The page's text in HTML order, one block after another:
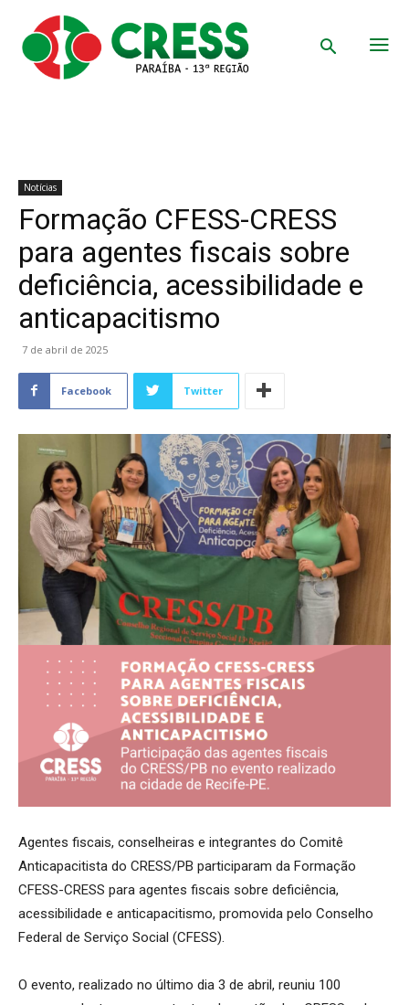
Notícias
Formação CFESS-CRESS
para agentes fiscais sobre
deficiência, acessibilidade e
anticapacitismo
7 de abril de 2025
Facebook Twitter
Agentes fiscais, conselheiras e integrantes do Comitê
Anticapacitista do CRESS/PB participaram da Formação
CFESS-CRESS para agentes fiscais sobre deficiência,
acessibilidade e anticapacitismo, promovida pelo Conselho
Federal de Serviço Social (CFESS).
O evento, realizado no último dia 3 de abril, reuniu 100